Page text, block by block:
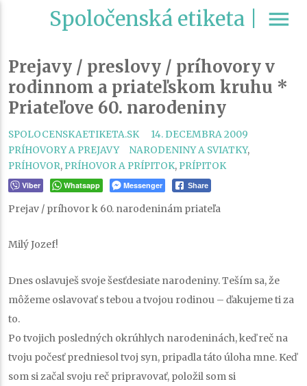
Spoločenská etiketa | menu
Prejavy / preslovy / príhovory v
rodinnom a priateľskom kruhu *
Priateľove 60. narodeniny
SPOLOCENSKAETIKETA.SK 14. DECEMBRA 2009
PRÍHOVORY A PREJAVY
TAGS
NARODENINY A SVIATKY,
PRÍHOVOR, PRÍHOVOR A PRÍPITOK, PRÍPITOK
Viber Whatsapp Messenger Share
Prejav / príhovor k 60. narodeninám priateľa
Milý Jozef!
Dnes oslavuješ svoje šesťdesiate narodeniny. Teším sa, že
môžeme oslavovať s tebou a tvojou rodinou – ďakujeme ti za
to.
Po tvojich posledných okrúhlych narodeninách, keď reč na
tvoju počesť predniesol tvoj syn, pripadla táto úloha mne. Keď
som si začal svoju reč pripravovať, položil som si